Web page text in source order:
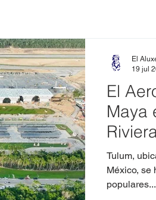
El
Maya
Tulum,
México, se
populares...
El
19 jul